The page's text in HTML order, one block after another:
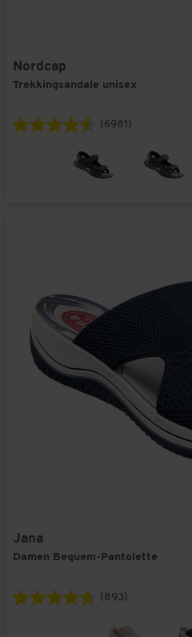
Nordcap
Trekkingsandale unisex
(6981)
Jana
Damen Bequem-Pantolette
(893)